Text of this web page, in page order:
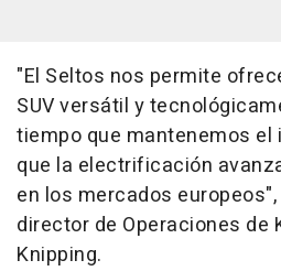
"El Seltos nos permite
SUV versátil y
tiempo que mantenemos el
que la electrificación
en los mercados
director de Operaciones de
Knipping.